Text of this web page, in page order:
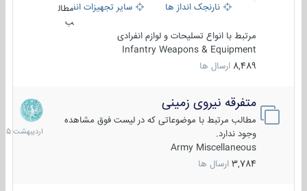
نارنجک انداز ها
سایر تجهیزات انفرادی
مطال
ب
مرتبط با انواع تسلیحات و لوازم انفرادی
Infantry Weapons & Equipment
8,489 ارسال ها
متفرقه نیروی زمینی
مطالب مرتبط با موضوعاتی که در لیست فوق مشاهده
وجود ندارد.
Army Miscellaneous
3,784 ارسال ها
27
1405